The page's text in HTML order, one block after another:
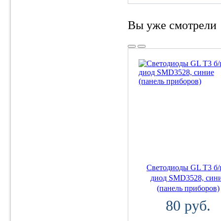
Вы уже смотрели
Светодиоды GL T3 б/
диод SMD3528,
(панель приборов)
80 руб.